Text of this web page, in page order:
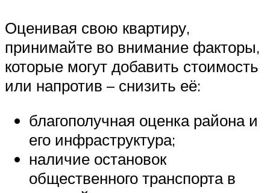
Оценивая свою квартиру,
принимайте во внимание факторы,
которые могут добавить стоимость
или напротив – снизить её:
благополучная оценка района и
его инфраструктура;
наличие остановок
общественного транспорта в